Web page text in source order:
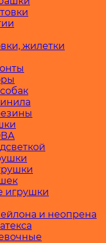
жилетки
игрушки
и неопрена